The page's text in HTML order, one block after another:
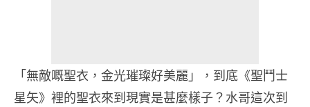
「無敵嘅聖衣，金光璀璨好美麗」，到底《聖鬥士
星矢》裡的聖衣來到現實是甚麼樣子？水哥這次到